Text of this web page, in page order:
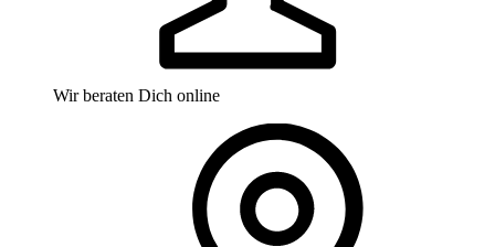
Wir beraten Dich online